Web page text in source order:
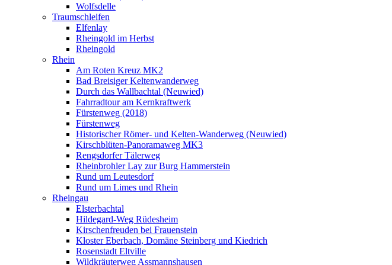
Wolfsdelle
Traumschleifen
Elfenlay
Rheingold im Herbst
Rheingold
Rhein
Am Roten Kreuz MK2
Bad Breisiger Keltenwanderweg
Durch das Wallbachtal (Neuwied)
Fahrradtour am Kernkraftwerk
Fürstenweg (2018)
Fürstenweg
Historischer Römer- und Kelten-Wanderweg (Neuwied)
Kirschblüten-Panoramaweg MK3
Rengsdorfer Tälerweg
Rheinbrohler Lay zur Burg Hammerstein
Rund um Leutesdorf
Rund um Limes und Rhein
Rheingau
Elsterbachtal
Hildegard-Weg Rüdesheim
Kirschenfreuden bei Frauenstein
Kloster Eberbach, Domäne Steinberg und Kiedrich
Rosenstadt Eltville
Wildkräuterweg Assmannshausen